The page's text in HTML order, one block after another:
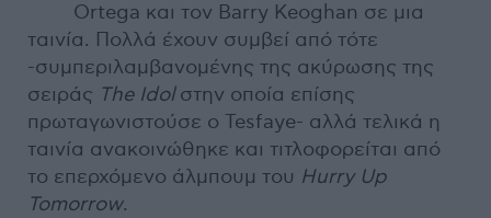
Ortega και τον Barry Keoghan σε μια
ταινία. Πολλά έχουν συμβεί από τότε
-συμπεριλαμβανομένης της ακύρωσης της
σειράς The Idolστην οποία επίσης
πρωταγωνιστούσε ο Tesfaye- αλλά τελικά η
ταινία ανακοινώθηκε και τιτλοφορείται από
το επερχόμενο άλμπουμ του Hurry Up
Tomorrow.